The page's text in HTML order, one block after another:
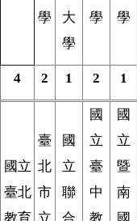
學
大
學
學
學
4 2 1 2 1
國立
臺北
臺
北
市
國
立
聯
國
立
臺
中
國
立
暨
南